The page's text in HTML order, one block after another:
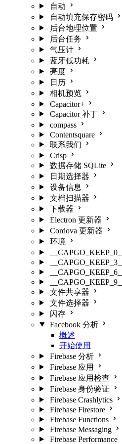
自动
自动填充保存密码
后台地理位置
后台任务
气压计
蓝牙低功耗
亮度
日历
相机预览
Capacitor+
Capacitor 补丁
compass
Contentsquare
联系我们
Crisp
数据存储 SQLite
日期选择器
设备信息
文档扫描器
下载器
Electron 更新器
Cordova 更新器
环境
__CAPGO_KEEP_0__
__CAPGO_KEEP_3__
__CAPGO_KEEP_6__
__CAPGO_KEEP_9__
文件共享器
文件选择器
闪存
Facebook 分析
概述
开始使用
Firebase 分析
Firebase 应用
Firebase 应用检查
Firebase 身份验证
Firebase Crashlytics
Firebase Firestore
Firebase Functions
Firebase Messaging
Firebase Performance